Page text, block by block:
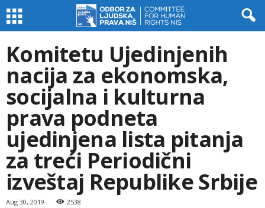
Komitetu Ujedinjenih
nacija za ekonomska,
socijalna i kulturna
prava podneta
ujedinjena lista pitanja
za treći Periodični
izveštaj Republike Srbije
Aug 30, 2019 2538